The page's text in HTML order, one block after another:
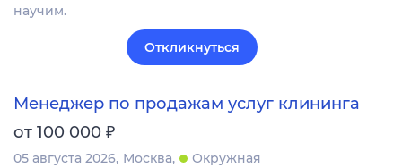
научим.
Откликнуться
Менеджер по продажам услуг клининга
от 100 000 ₽
05 августа 2026 Москва
Окружная